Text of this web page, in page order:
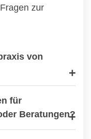
zur
von
für
Beratungen?